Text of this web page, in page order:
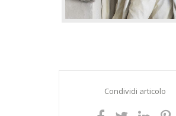
Condividi articolo